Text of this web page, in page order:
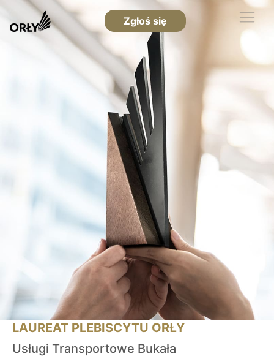
Zgłoś się
LAUREAT PLEBISCYTU ORŁY
Usługi Transportowe Bukała